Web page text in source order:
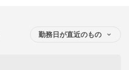
勤務日が直近のもの